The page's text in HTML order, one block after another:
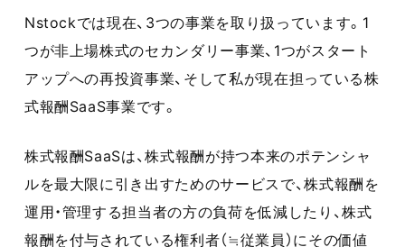
Nstockでは現在、3つの事業を取り扱っています。1
つが非上場株式のセカンダリー事業、1つがスタート
アップへの再投資事業、そして私が現在担っている株
式報酬SaaS事業です。
株式報酬SaaSは、株式報酬が持つ本来のポテンシャ
ルを最大限に引き出すためのサービスで、株式報酬を
運用・管理する担当者の方の負荷を低減したり、株式
報酬を付与されている権利者（≒従業員）にその価値